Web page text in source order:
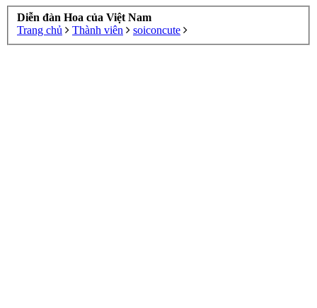
Diễn đàn Hoa của Việt Nam
Trang chủ
Thành viên soiconcute